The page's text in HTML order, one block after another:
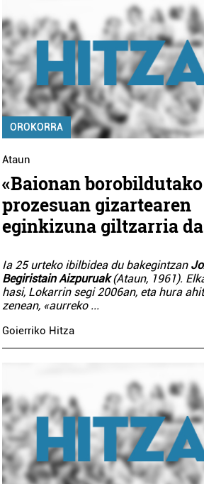
OROKORRA
Ataun
«Baionan borobildutako
prozesuan gizartearen
eginkizuna giltzarria
Ia 25 urteko ibilbidea du bakegintzan
Begiristain Aizpuruak(Ataun, 1961).
hasi, Lokarrin segi 2006an, eta hura
zenean, «aurreko ...
Goierriko Hitza